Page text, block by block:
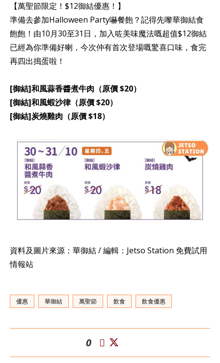
【萬聖節限定！$12御結優惠！】
準備去參加Halloween Party嚇餐飽？記得先嚟華御結食
飽飽！由10月30至31日，加入咗美味魔法嘅超值$12御結
已經為你準備好喇，今次仲有首次登場嘅驚喜口味，食完
再四出搗蛋啦！
[御結]和風蒜香醬煮牛肉（原價 $20）
[御結]和風蝦沙律（原價 $20）
[御結]炭燒雞肉（原價 $18）
資料及圖片來源：華御結 / 編輯：Jetso Station 免費試用
情報站
優惠 華御結 萬聖節 飲食 飲食優惠
0